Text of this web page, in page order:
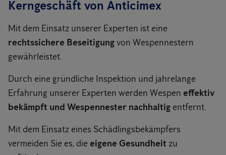
Kerngeschäft von Anticimex
Mit dem Einsatz unserer Experten ist eine
rechtssichere Beseitigungvon Wespennestern
gewährleistet.
Durch eine gründliche Inspektion und jahrelange
Erfahrung unserer Experten werden Wespen effektiv
bekämpft und Wespennester nachhaltig entfernt.
Mit dem Einsatz eines Schädlingsbekämpfers
vermeiden Sie es, die eigene Gesundheit zu